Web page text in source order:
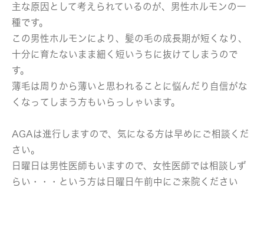
主な原因として考えられているのが、男性ホルモンの一
種です。
この男性ホルモンにより、髪の毛の成長期が短くなり、
十分に育たないまま細く短いうちに抜けてしまうので
す。
薄毛は周りから薄いと思われることに悩んだり自信がな
くなってしまう方もいらっしゃいます。
AGAは進行しますので、気になる方は早めにご相談くだ
さい。
日曜日は男性医師もいますので、女性医師では相談しず
らい・・・という方は日曜日午前中にご来院ください